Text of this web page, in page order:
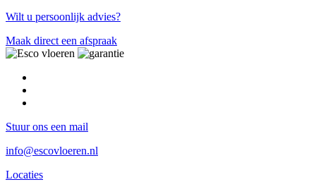
Wilt u persoonlijk advies?
Maak direct een afspraak
Stuur ons een mail
info@escovloeren.nl
Locaties